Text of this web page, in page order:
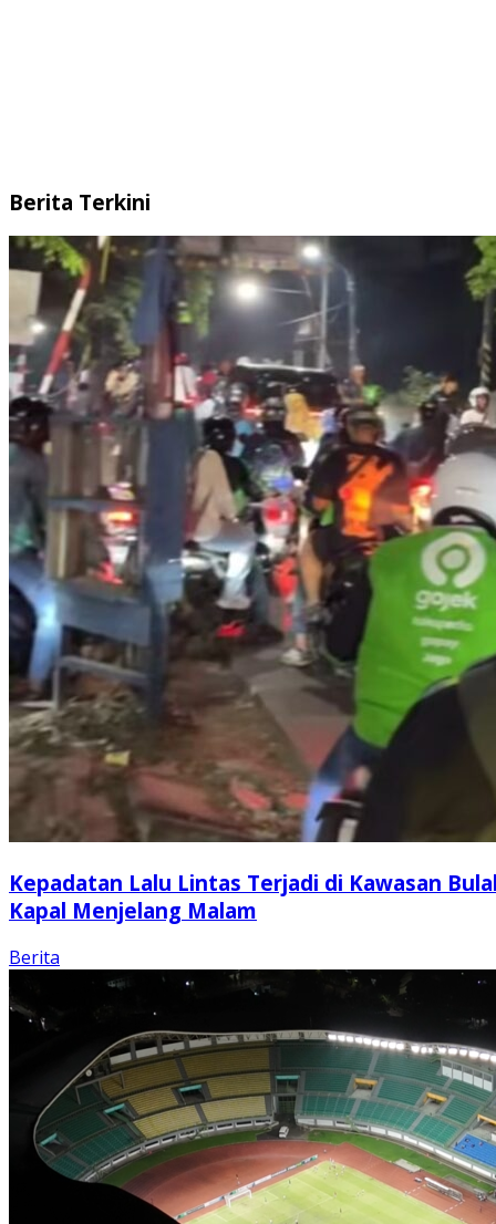
Berita Terkini
Kepadatan Lalu Lintas Terjadi di Kawasan
Kapal Menjelang Malam
Berita